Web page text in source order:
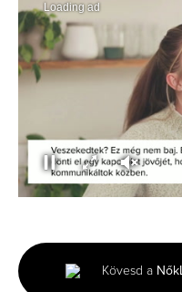
seconds
Loading ad
Kövesd a